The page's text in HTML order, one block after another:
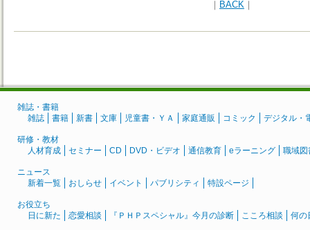
｜ BACK ｜
雑誌・書籍
雑誌
書籍 新書 文庫 児童書・ＹＡ 家庭通販 コミック デジタル・
研修・教材
人材育成
セミナー CD DVD・ビデオ 通信教育 eラーニング 職域図
ニュース
新着一覧
おしらせ イベント パブリシティ 特設ページ
お役立ち
日に新た
恋愛相談 『ＰＨＰスペシャル』今月の診断 こころ相談 何の